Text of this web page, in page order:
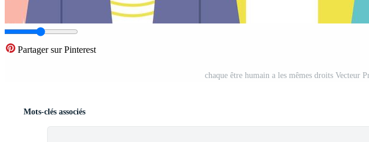
Partager sur Pinterest
chaque être humain a les mêmes droits Vecteur
Mots-clés associés